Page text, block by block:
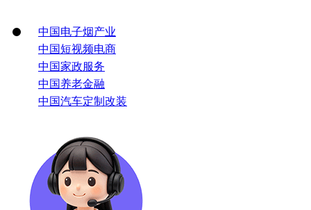
中国电子烟产业
中国短视频电商
中国家政服务
中国养老金融
中国汽车定制改装